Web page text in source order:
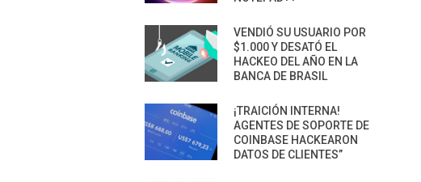
VENDIÓ SU USUARIO POR
$1.000 Y DESATÓ EL
HACKEO DEL AÑO EN LA
BANCA DE BRASIL
¡TRAICIÓN INTERNA!
AGENTES DE SOPORTE DE
COINBASE HACKEARON
DATOS DE CLIENTES”